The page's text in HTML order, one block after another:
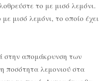
το με μισό λεμόνι.
μισό λεμόνι, το οποίο έχει
στην απομάκρυνση των
ποσότητα λεμονιού στα